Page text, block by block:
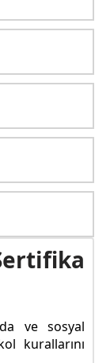
ve sosyal
kurallarını